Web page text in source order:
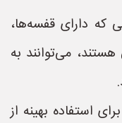
که دارای قفسه‌ها،
می‌توانند به
استفاده بهینه از